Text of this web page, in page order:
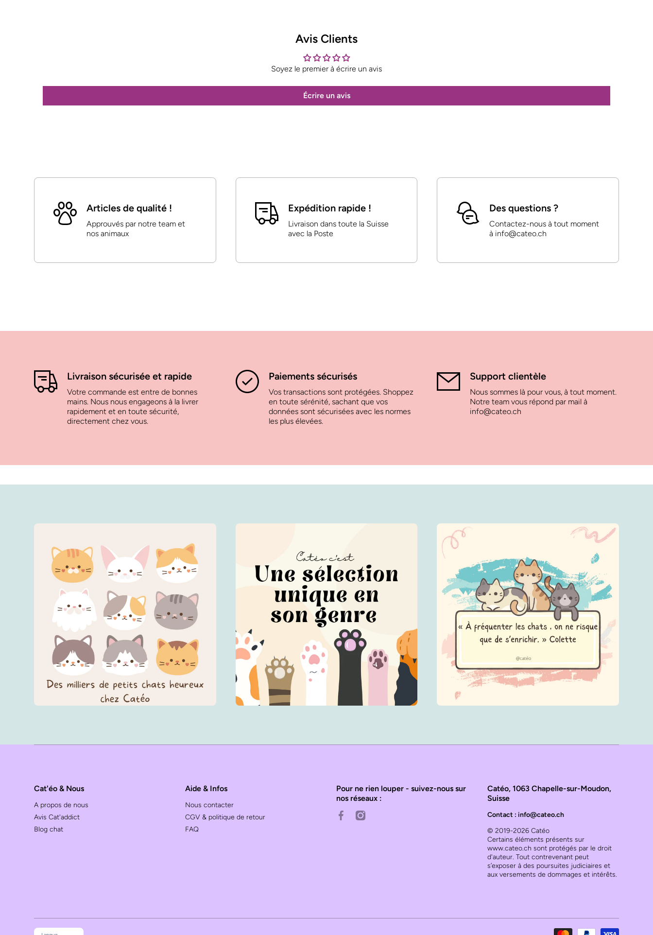
Avis Clients
Soyez le premier à écrire un avis
Écrire un avis
Articles de qualité !
Approuvés par notre team et
nos animaux
Expédition rapide !
Livraison dans toute la Suisse
avec la Poste
Des questions ?
Contactez-nous à tout moment
à info@cateo.ch
Livraison sécurisée et rapide
Votre commande est entre de bonnes
mains. Nous nous engageons à la livrer
rapidement et en toute sécurité,
directement chez vous.
Paiements sécurisés
Vos transactions sont protégées. Shoppez
en toute sérénité, sachant que vos
données sont sécurisées avec les normes
les plus élevées.
Support clientèle
Nous sommes là pour vous, à tout moment.
Notre team vous répond par mail à
info@cateo.ch
Cat'éo & Nous
A propos de nous
Avis Cat'addict
Blog chat
Aide & Infos
Nous contacter
CGV & politique de retour
FAQ
Pour ne rien louper - suivez-nous sur
nos réseaux :
facebookcom/cateoch/
instagramcom/cat_eo
Catéo, 1063 Chapelle-sur-Moudon,
Suisse
Contact : info@cateo.ch
© 2019-2026 Catéo
Certains éléments présents sur
www.cateo.ch sont protégés par le droit
d'auteur. Tout contrevenant peut
s’exposer à des poursuites judiciaires et
aux versements de dommages et intérêts.